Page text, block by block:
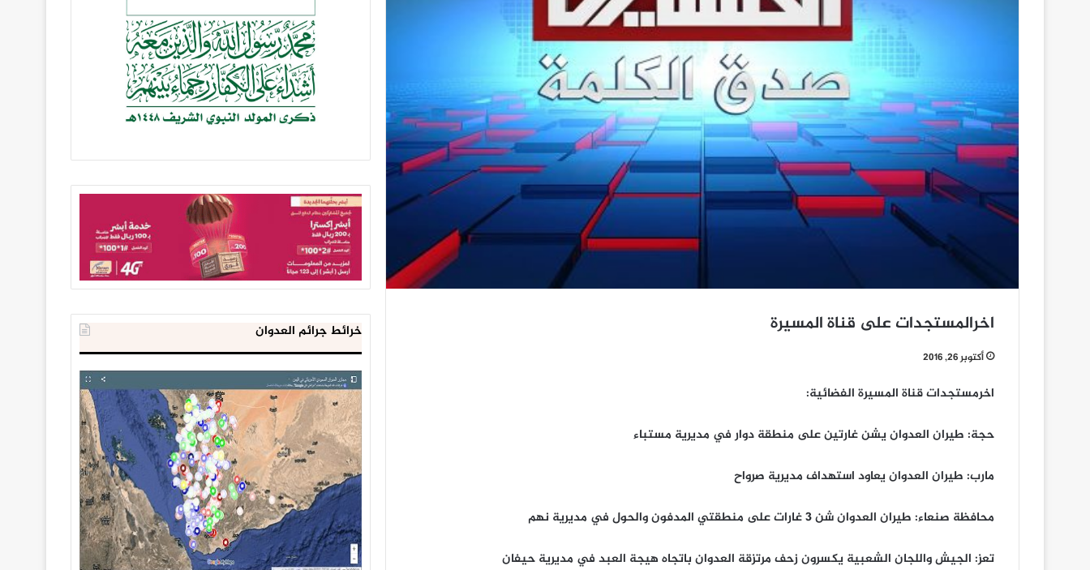
اخرالمستجدات على قناة المسيرة
أكتوبر 26, 2016
اخرمستجدات قناة المسيرة الفضائية:
حجة: طيران العدوان يشن غارتين على منطقة دوار في مديرية مستباء
مارب: طيران العدوان يعاود استهداف مديرية صرواح
محافظة صنعاء: طيران العدوان شن 3 غارات على منطقتي المدفون والحول في مديرية نهم
تعز: الجيش واللجان الشعبية يكسرون زحف مرتزقة العدوان باتجاه هيجة العبد في مديرية حيفان
خرائط جرائم العدوان